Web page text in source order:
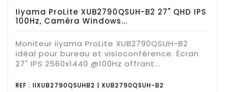
Iiyama ProLite XUB2790QSUH-B2 27" QHD IPS
100Hz, Caméra Windows...
Moniteur iiyama ProLite XUB2790QSUH-B2
idéal pour bureau et visioconférence. Écran
27" IPS 2560x1440 @100Hz offrant...
REF : IIXUB2790QSUHB2 | XUB2790QSUH-B2